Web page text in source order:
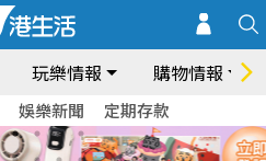
玩樂情報 購物情報
娛樂新聞 定期存款